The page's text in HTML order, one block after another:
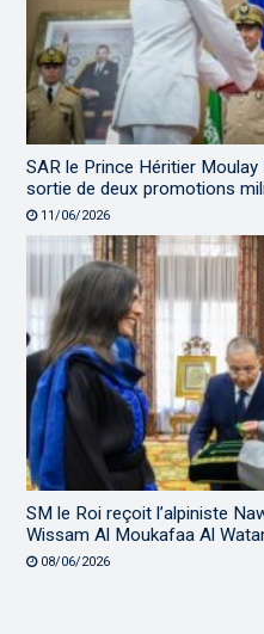
SAR le Prince Héritier
sortie de deux promotions
11/06/2026
SM le Roi reçoit l’alpiniste
Wissam Al Moukafaa Al
08/06/2026